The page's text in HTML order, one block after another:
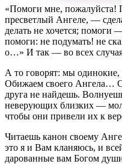
«Помоги мне,
пресветлый Ангеле, —
делать не хочется; помоги
помоги: не подумать! не
о…» И так — во всех
А то говорят: мы одинокие,
Обижаем своего Ангела…
друга не найдешь.
неверующих близких —
чтобы они привели их к
Читаешь канон своему
это я и Вам кланяюсь, и
дарованные вам Богом